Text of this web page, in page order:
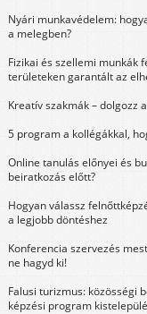
Nyári munkavédelem:
a melegben?
Fizikai és szellemi munkák
területeken garantált az
Kreatív szakmák – dolgozz
5 program a kollégákkal,
Online tanulás előnyei és
beiratkozás előtt?
Hogyan válassz
a legjobb döntéshez
Konferencia szervezés
ne hagyd ki!
Falusi turizmus: közösségi
képzési program